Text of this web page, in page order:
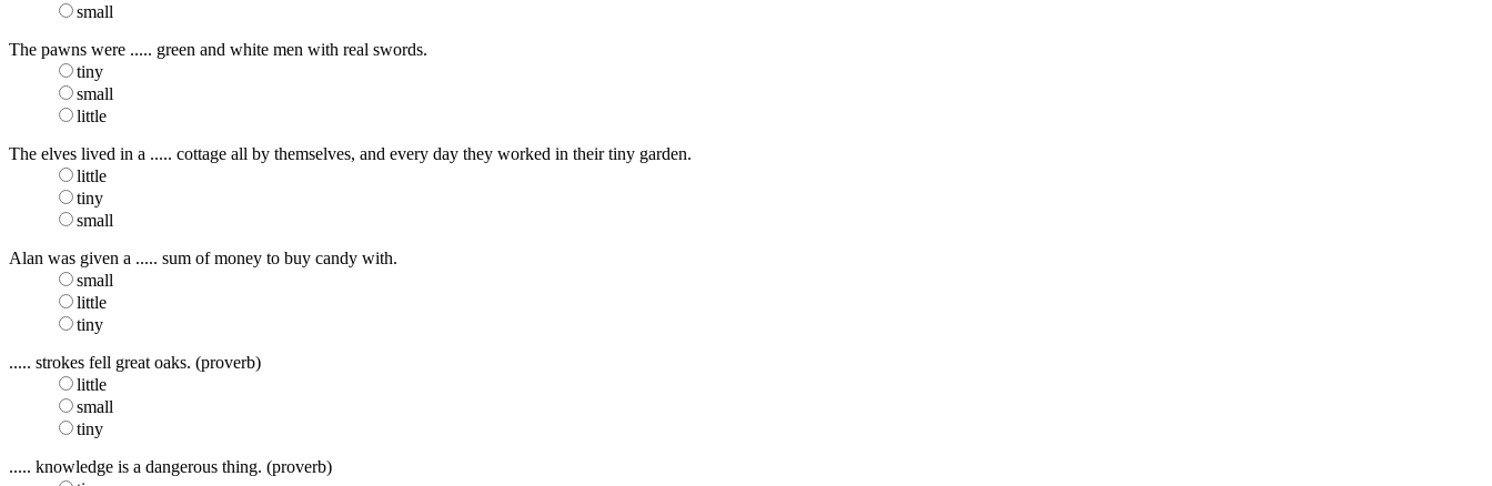
small
The pawns were ..... green and white men with real swords.
tiny
small
little
The elves lived in a ..... cottage all by themselves, and every day they worked in their tiny garden.
little
tiny
small
Alan was given a ..... sum of money to buy candy with.
small
little
tiny
..... strokes fell great oaks. (proverb)
little
small
tiny
..... knowledge is a dangerous thing. (proverb)